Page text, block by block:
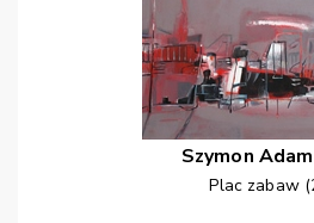
Szymon
Plac zabaw